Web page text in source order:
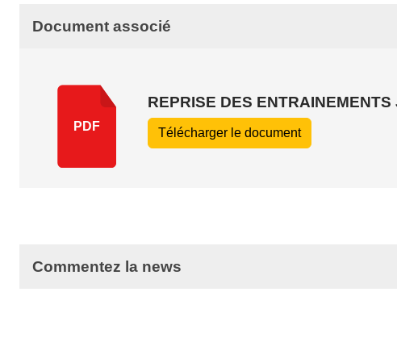
Document associé
PDF
REPRISE DES ENTRAINEMENTS
Télécharger le document
Commentez la news